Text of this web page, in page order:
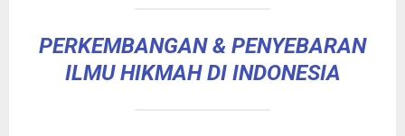
PERKEMBANGAN & PENYEBARAN
ILMU HIKMAH DI INDONESIA